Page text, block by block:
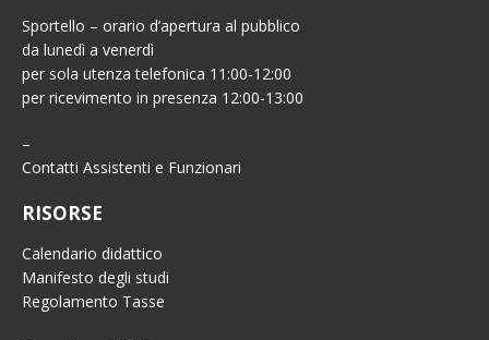
Sportello – orario d’apertura al pubblico
da lunedì a venerdì
per sola utenza telefonica 11:00-12:00
per ricevimento in presenza 12:00-13:00
–
Contatti Assistenti e Funzionari
RISORSE
Calendario didattico
Manifesto degli studi
Regolamento Tasse